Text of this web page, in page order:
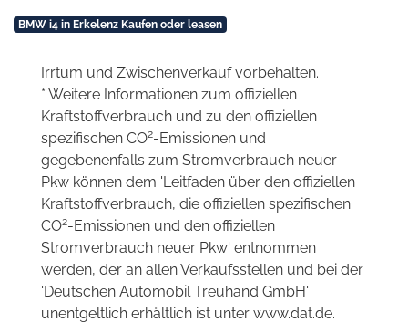
BMW i4 in Erkelenz Kaufen oder leasen
Irrtum und Zwischenverkauf vorbehalten.
* Weitere Informationen zum offiziellen
Kraftstoffverbrauch und zu den offiziellen
spezifischen CO2-Emissionen und
gegebenenfalls zum Stromverbrauch neuer
Pkw können dem 'Leitfaden über den offiziellen
Kraftstoffverbrauch, die offiziellen spezifischen
CO2-Emissionen und den offiziellen
Stromverbrauch neuer Pkw' entnommen
werden, der an allen Verkaufsstellen und bei der
'Deutschen Automobil Treuhand GmbH'
unentgeltlich erhältlich ist unter www.dat.de.